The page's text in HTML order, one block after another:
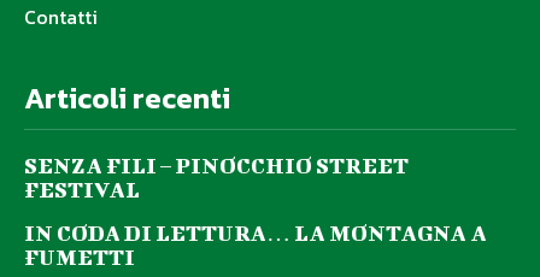
Contatti
Articoli recenti
SENZA FILI – PINOCCHIO STREET
FESTIVAL
IN CODA DI LETTURA… LA MONTAGNA A
FUMETTI